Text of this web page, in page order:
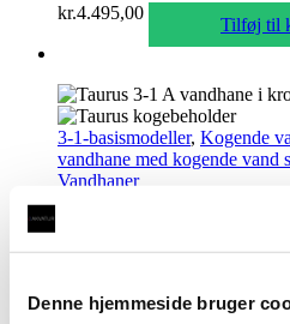
Denne hjemmeside bruger
kr.4.495,00
Tilføj til
3-1-basismodeller, Kogende
vandhane med kogende vand
Vandhaner
Taurus 3-1 A med
i krom med rund tud
kr.3.995,00
Tilføj til